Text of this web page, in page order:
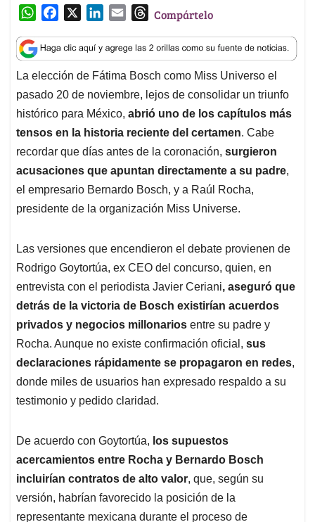
W
a
t
s
A
p
p
c
e
b
o
o
k
n
k
e
d
I
n
a
i
l
T
r
e
a
d
s
Compártelo
La elección de Fátima Bosch como Miss Universo el
pasado 20 de noviembre, lejos de consolidar un triunfo
histórico para México, abrió uno de los capítulos más
tensos en la historia reciente del certamen. Cabe
recordar que días antes de la coronación, surgieron
acusaciones que apuntan directamente a su padre,
el empresario Bernardo Bosch, y a Raúl Rocha,
presidente de la organización Miss Universe.
Las versiones que encendieron el debate provienen de
Rodrigo Goytortúa, ex CEO del concurso, quien, en
entrevista con el periodista Javier Ceriani, aseguró que
detrás de la victoria de Bosch existirían acuerdos
privados y negocios millonarios entre su padre y
Rocha. Aunque no existe confirmación oficial, sus
declaraciones rápidamente se propagaron en redes,
donde miles de usuarios han expresado respaldo a su
testimonio y pedido claridad.
De acuerdo con Goytortúa, los supuestos
acercamientos entre Rocha y Bernardo Bosch
incluirían contratos de alto valor, que, según su
versión, habrían favorecido la posición de la
representante mexicana durante el proceso de